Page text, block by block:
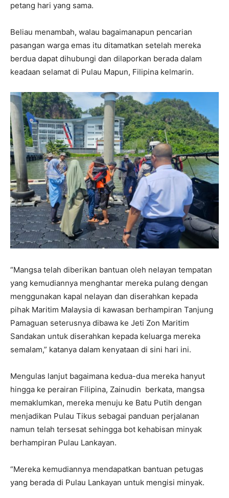
petang hari yang sama.
Beliau menambah, walau bagaimanapun pencarian
pasangan warga emas itu ditamatkan setelah mereka
berdua dapat dihubungi dan dilaporkan berada dalam
keadaan selamat di Pulau Mapun, Filipina kelmarin.
“Mangsa telah diberikan bantuan oleh nelayan tempatan
yang kemudiannya menghantar mereka pulang dengan
menggunakan kapal nelayan dan diserahkan kepada
pihak Maritim Malaysia di kawasan berhampiran Tanjung
Pamaguan seterusnya dibawa ke Jeti Zon Maritim
Sandakan untuk diserahkan kepada keluarga mereka
semalam,” katanya dalam kenyataan di sini hari ini.
Mengulas lanjut bagaimana kedua-dua mereka hanyut
hingga ke perairan Filipina, Zainudin berkata, mangsa
memaklumkan, mereka menuju ke Batu Putih dengan
menjadikan Pulau Tikus sebagai panduan perjalanan
namun telah tersesat sehingga bot kehabisan minyak
berhampiran Pulau Lankayan.
“Mereka kemudiannya mendapatkan bantuan petugas
yang berada di Pulau Lankayan untuk mengisi minyak.